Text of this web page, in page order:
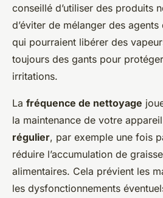
conseillé d’utiliser des produits
d’éviter de mélanger des
qui pourraient libérer des
toujours des gants pour
irritations.
La fréquence de nettoyage
la maintenance de votre
régulier, par exemple une fois
réduire l’accumulation de
alimentaires. Cela prévient les
les dysfonctionnements